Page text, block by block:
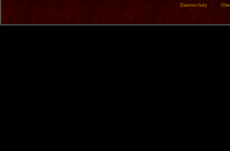
Datenschutz